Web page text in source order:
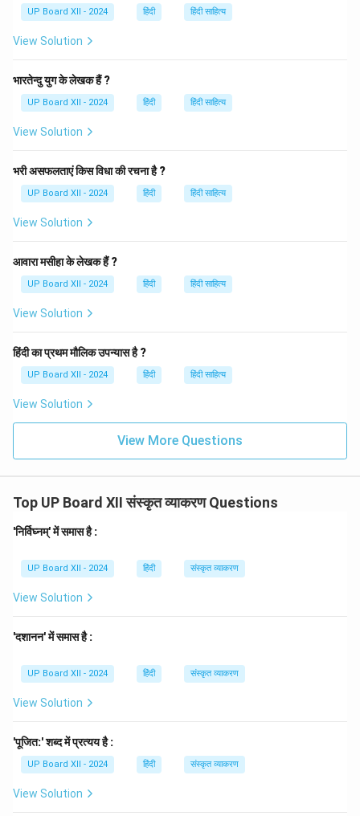
UP Board XII - 2024 हिंदी हिंदी साहित्य
View Solution
भारतेन्दु युग के लेखक हैं ?
UP Board XII - 2024 हिंदी हिंदी साहित्य
View Solution
भरी असफलताएं किस विधा की रचना है ?
UP Board XII - 2024 हिंदी हिंदी साहित्य
View Solution
आवारा मसीहा के लेखक हैं ?
UP Board XII - 2024 हिंदी हिंदी साहित्य
View Solution
हिंदी का प्रथम मौलिक उपन्यास है ?
UP Board XII - 2024 हिंदी हिंदी साहित्य
View Solution
View More Questions
Top UP Board XII संस्कृत व्याकरण Questions
'निर्विघ्नम्' में समास है :
UP Board XII - 2024 हिंदी संस्कृत व्याकरण
View Solution
'दशानन' में समास है :
UP Board XII - 2024 हिंदी संस्कृत व्याकरण
View Solution
'पूजित:' शब्द में प्रत्यय है :
UP Board XII - 2024 हिंदी संस्कृत व्याकरण
View Solution